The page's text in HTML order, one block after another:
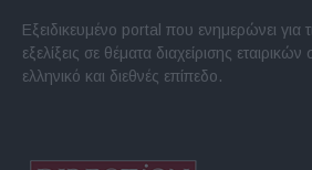
Εξειδικευμένο portal που ενημερώνει για
εξελίξεις σε θέματα διαχείρισης
ελληνικό και διεθνές επίπεδο.